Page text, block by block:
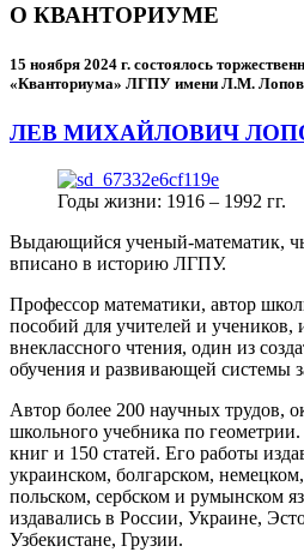
О КВАНТОРИУМЕ
15 ноября 2024 г. состоялось
«Кванториума» ЛГПУ имени Л.М.
ЛЕВ МИХАЙЛОВИЧ
Годы жизни: 1916 – 1992 гг.
Выдающийся ученый-математик,
вписано в историю ЛГПУ.
Профессор математики, автор
пособий для учителей и учеников,
внеклассного чтения, один из
обучения и развивающей системы
Автор более 200 научных трудов,
школьного учебника по
книг и 150 статей. Его работы
украинском, болгарском,
польском, сербском и румынском
издавались в России, Украине,
Узбекистане, Грузии.